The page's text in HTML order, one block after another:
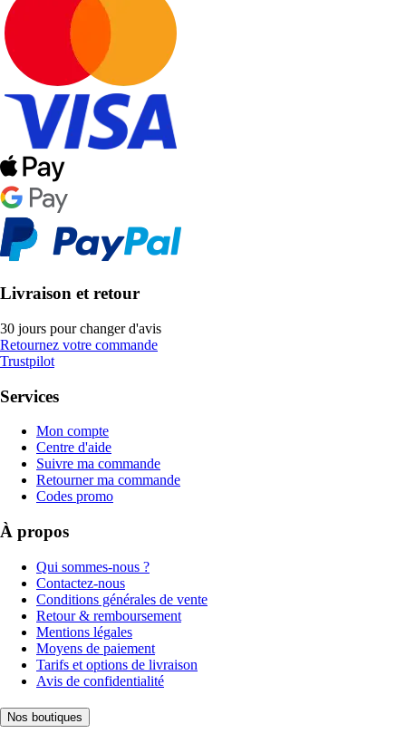
Livraison et retour
30 jours pour changer d'avis
Retournez votre commande
Trustpilot
Services
Mon compte
Centre d'aide
Suivre ma commande
Retourner ma commande
Codes promo
À propos
Qui sommes-nous ?
Contactez-nous
Conditions générales de vente
Retour & remboursement
Mentions légales
Moyens de paiement
Tarifs et options de livraison
Avis de confidentialité
Nos boutiques